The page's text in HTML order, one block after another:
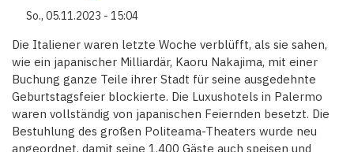
So., 05.11.2023 - 15:04
Die Italiener waren letzte Woche verblüfft, als sie sahen,
wie ein japanischer Milliardär, Kaoru Nakajima, mit einer
Buchung ganze Teile ihrer Stadt für seine ausgedehnte
Geburtstagsfeier blockierte. Die Luxushotels in Palermo
waren vollständig von japanischen Feiernden besetzt. Die
Bestuhlung des großen Politeama-Theaters wurde neu
angeordnet, damit seine 1.400 Gäste auch speisen und